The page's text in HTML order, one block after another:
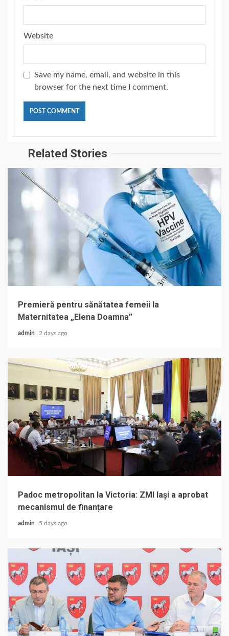
Website
Save my name, email, and website in this
browser for the next time I comment.
Related Stories
Premieră pentru sănătatea femeii la
Maternitatea „Elena Doamna”
admin 2 days ago
Padoc metropolitan la Victoria: ZMI Iași a aprobat
mecanismul de finanțare
admin 5 days ago